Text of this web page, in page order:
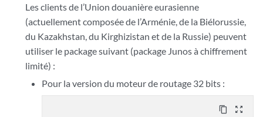
Les clients de l’Union douanière eurasienne
(actuellement composée de l’Arménie, de la Biélorussie,
du Kazakhstan, du Kirghizistan et de la Russie) peuvent
utiliser le package suivant (package Junos à chiffrement
limité) :
Pour la version du moteur de routage 32 bits :
content_copy zoom_out_map